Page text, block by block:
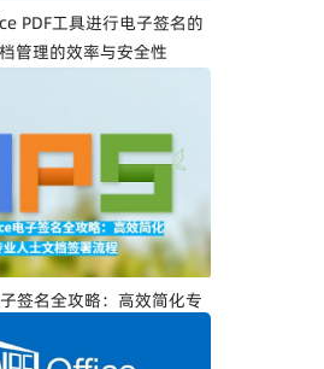
PDF工具进行电子签名的
管理的效率与安全性
签名全攻略：高效简化专